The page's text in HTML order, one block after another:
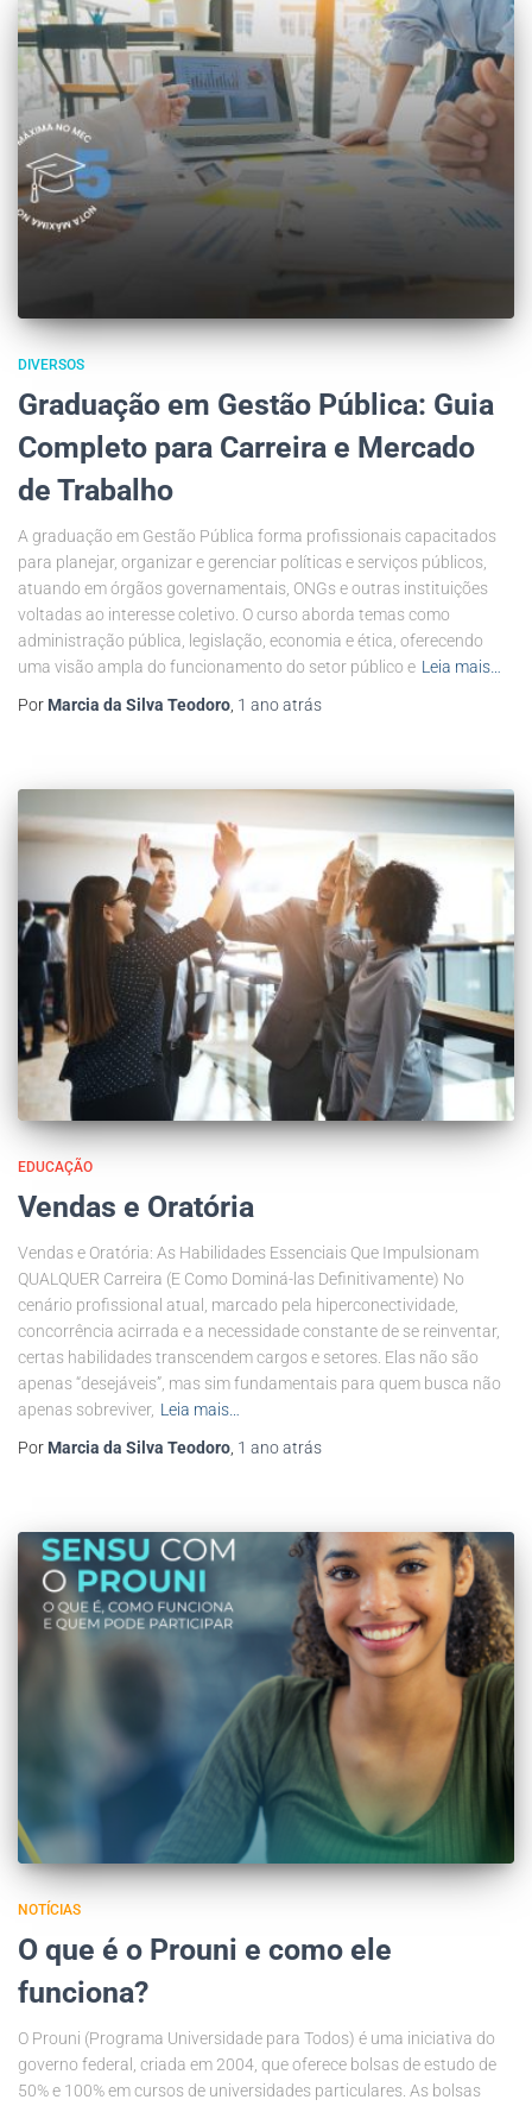
DIVERSOS
Graduação em Gestão Pública: Guia
Completo para Carreira e Mercado
de Trabalho
A graduação em Gestão Pública forma profissionais capacitados
para planejar, organizar e gerenciar políticas e serviços públicos,
atuando em órgãos governamentais, ONGs e outras instituições
voltadas ao interesse coletivo. O curso aborda temas como
administração pública, legislação, economia e ética, oferecendo
uma visão ampla do funcionamento do setor público e Leia mais…
Por Marcia da Silva Teodoro, 1 anoatrás
EDUCAÇÃO
Vendas e Oratória
Vendas e Oratória: As Habilidades Essenciais Que Impulsionam
QUALQUER Carreira (E Como Dominá-las Definitivamente) No
cenário profissional atual, marcado pela hiperconectividade,
concorrência acirrada e a necessidade constante de se reinventar,
certas habilidades transcendem cargos e setores. Elas não são
apenas “desejáveis”, mas sim fundamentais para quem busca não
apenas sobreviver, Leia mais…
Por Marcia da Silva Teodoro 1 anoatrás
NOTÍCIAS
O que é o Prouni e como ele
funciona?
O Prouni (Programa Universidade para Todos) é uma iniciativa do
governo federal, criada em 2004, que oferece bolsas de estudo de
50% e 100% em cursos de universidades particulares. As bolsas